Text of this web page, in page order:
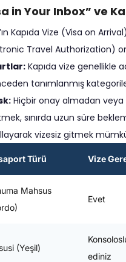
in Your Inbox” ve
Kapıda Vize (Visa on
Travel Authorization)
Kapıda vize genellikle
tanımlanmış
Hiçbir onay almadan veya
sınırda uzun süre
vizesiz gitmek
Türü Vize
Mahsus
Evet
(Yeşil)
ediniz